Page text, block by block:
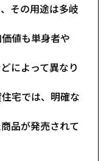
その用途は多岐
値も単身者や
によって異なり
宅では、明確な
品が発売されて